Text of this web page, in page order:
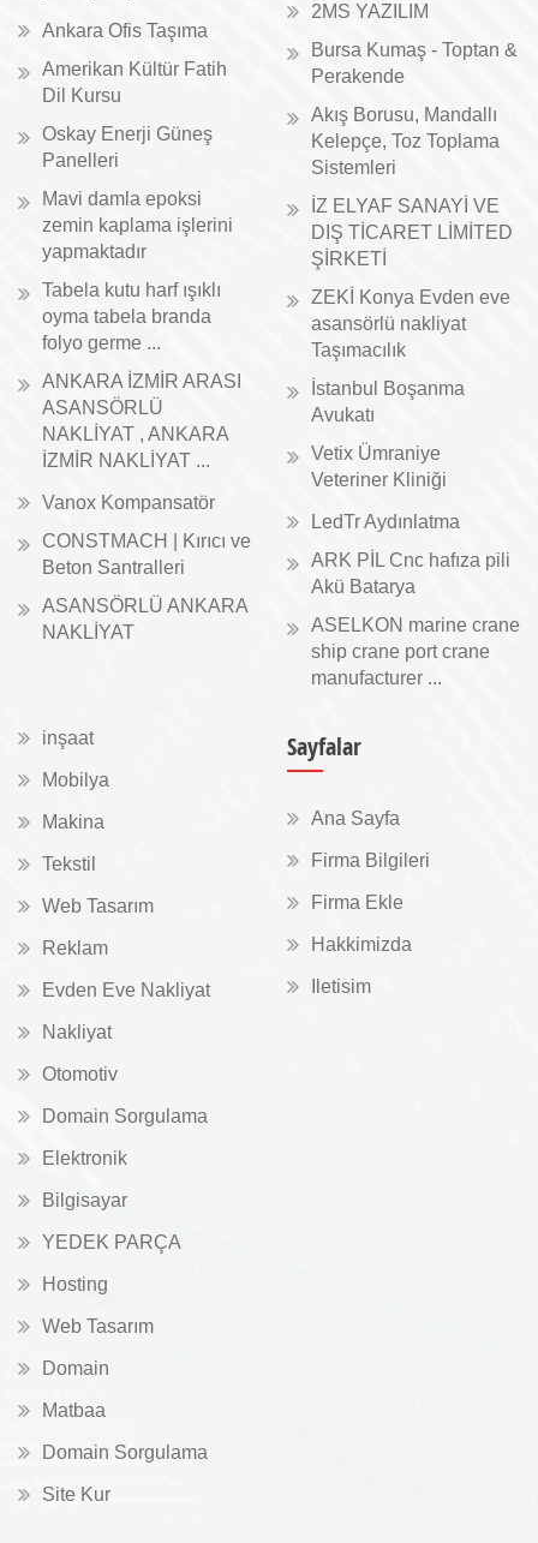
Ankara Ofis Taşıma
Amerikan Kültür Fatih
Dil Kursu
Oskay Enerji Güneş
Panelleri
Mavi damla epoksi
zemin kaplama işlerini
yapmaktadır
Tabela kutu harf ışıklı
oyma tabela branda
folyo germe ...
ANKARA İZMİR ARASI
ASANSÖRLÜ
NAKLİYAT , ANKARA
İZMİR NAKLİYAT ...
Vanox Kompansatör
CONSTMACH | Kırıcı ve
Beton Santralleri
ASANSÖRLÜ ANKARA
NAKLİYAT
2MS YAZILIM
Bursa Kumaş - Toptan &
Perakende
Akış Borusu, Mandallı
Kelepçe, Toz Toplama
Sistemleri
İZ ELYAF SANAYİ VE
DIŞ TİCARET LİMİTED
ŞİRKETİ
ZEKİ Konya Evden eve
asansörlü nakliyat
Taşımacılık
İstanbul Boşanma
Avukatı
Vetix Ümraniye
Veteriner Kliniği
LedTr Aydınlatma
ARK PİL Cnc hafıza pili
Akü Batarya
ASELKON marine crane
ship crane port crane
manufacturer ...
inşaat
Mobilya
Makina
Tekstil
Web Tasarım
Reklam
Evden Eve Nakliyat
Nakliyat
Otomotiv
Domain Sorgulama
Elektronik
Bilgisayar
YEDEK PARÇA
Hosting
Web Tasarım
Domain
Matbaa
Domain Sorgulama
Site Kur
Sayfalar
Ana Sayfa
Firma Bilgileri
Firma Ekle
Hakkimizda
Iletisim